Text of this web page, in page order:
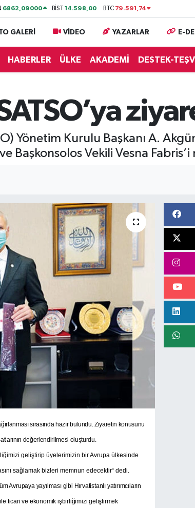
6862,09000 BİST14.598,00 BTC 79.591,74
GALERİ VİDEO YAZARLAR E-
HABERLER ÜLKE AKADEMİ DESTEK-
Yönetim Kurulu Başkanı A.
Başkonsolos Vekili Vesna Fabris’i
sırasında hazır bulundu. Ziyaretin konusunu
değerlendirilmesi oluşturdu.
geliştirip üyelerimizin bir Avrupa ülkesinde
sağlamak bizleri memnun edecektir“ dedi.
Avrupaya yayılması gibi Hırvatistanlı yatırımcıların
ticari ve ekonomik işbirliğimizi geliştirmek